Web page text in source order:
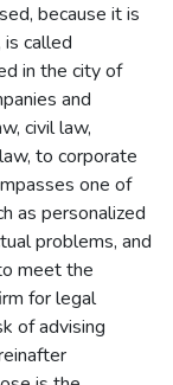
because it is
called
in the city of
and
civil law,
to corporate
one of
as personalized
problems, and
meet the
for legal
of advising